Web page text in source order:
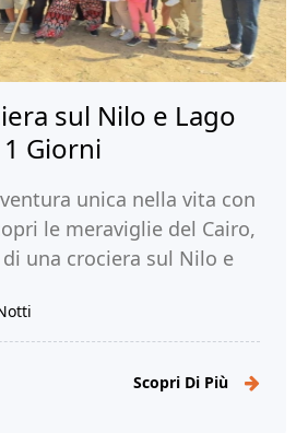
sul Nilo e Lago
Giorni
unica nella vita con
le meraviglie del Cairo,
una crociera sul Nilo e
Scopri Di Più